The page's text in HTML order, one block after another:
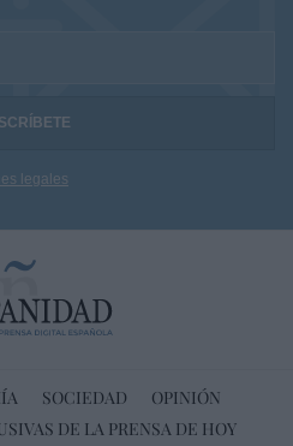
legales
SOCIEDAD
OPINIÓN
DE LA PRENSA DE HOY